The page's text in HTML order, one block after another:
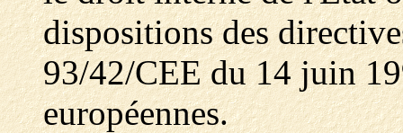
dispositions des
93/42/CEE du 14 juin
européennes.